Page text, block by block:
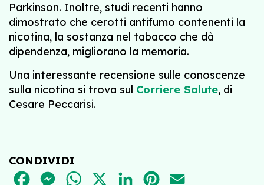
Parkinson. Inoltre, studi recenti hanno
dimostrato che cerotti antifumo contenenti la
nicotina, la sostanza nel tabacco che dà
dipendenza, migliorano la memoria.
Una interessante recensione sulle conoscenze
sulla nicotina si trova sul Corriere Salute, di
Cesare Peccarisi.
CONDIVIDI
FACEBOOKMESSENGER
WHATSAPPLINKEDINPINTEREST